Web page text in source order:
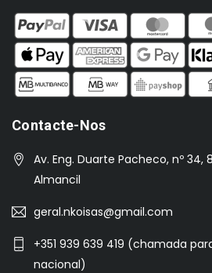
Contacte-Nos
Av. Eng. Duarte Pacheco, nº 34,
Almancil
geral.nkoisas@gmail.com
+351 939 639 419 (chamada
nacional)